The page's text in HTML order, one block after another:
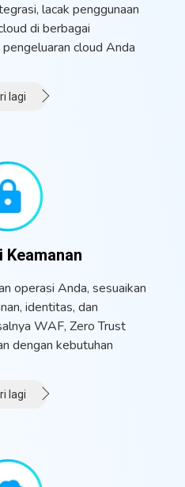
lacak penggunaan
di berbagai
cloud Anda
lagi
operasi Anda, sesuaikan
identitas, dan
WAF, Zero Trust
dengan kebutuhan
lagi